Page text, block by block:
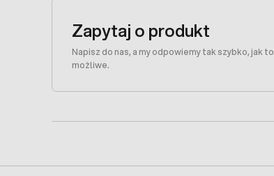
Zapytaj o produkt
Napisz do nas, a my odpowiemy tak szybko, jak to
możliwe.